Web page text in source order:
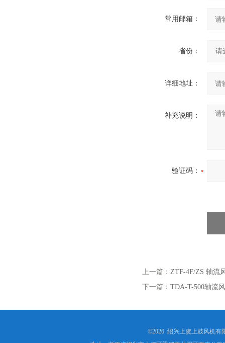
常用邮箱：
省份：
详细地址：
补充说明：
验证码：
上一篇： ZTF-4F/ZS 轴流
下一篇： TDA-T-500轴流
©2026 绍兴上虞上鼓风机有